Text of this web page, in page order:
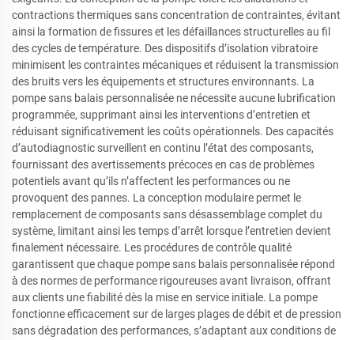
contractions thermiques sans concentration de contraintes, évitant
ainsi la formation de fissures et les défaillances structurelles au fil
des cycles de température. Des dispositifs d’isolation vibratoire
minimisent les contraintes mécaniques et réduisent la transmission
des bruits vers les équipements et structures environnants. La
pompe sans balais personnalisée ne nécessite aucune lubrification
programmée, supprimant ainsi les interventions d’entretien et
réduisant significativement les coûts opérationnels. Des capacités
d’autodiagnostic surveillent en continu l’état des composants,
fournissant des avertissements précoces en cas de problèmes
potentiels avant qu’ils n’affectent les performances ou ne
provoquent des pannes. La conception modulaire permet le
remplacement de composants sans désassemblage complet du
système, limitant ainsi les temps d’arrêt lorsque l’entretien devient
finalement nécessaire. Les procédures de contrôle qualité
garantissent que chaque pompe sans balais personnalisée répond
à des normes de performance rigoureuses avant livraison, offrant
aux clients une fiabilité dès la mise en service initiale. La pompe
fonctionne efficacement sur de larges plages de débit et de pression
sans dégradation des performances, s’adaptant aux conditions de